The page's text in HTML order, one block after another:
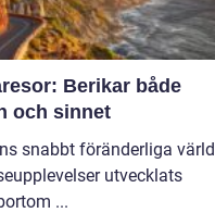
Berikar både
och sinnet
snabbt föränderliga värld
utvecklats
...